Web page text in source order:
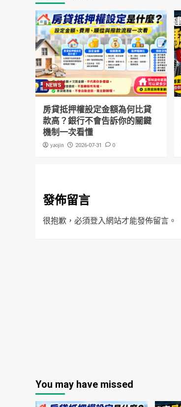
NEWS
房貸抵押權設定金額為何比貸
款高？銀行不會告訴你的關鍵
機制一次看懂
yaojin 2026-07-31 0
發佈留言
很抱歉，必須登入網站才能發佈留言。
You may have missed